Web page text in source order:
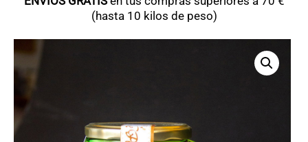
QUÉ HACER
ALOJAMIENTOS
PORTADA / DESTACADO
(hasta 10 kilos de peso)